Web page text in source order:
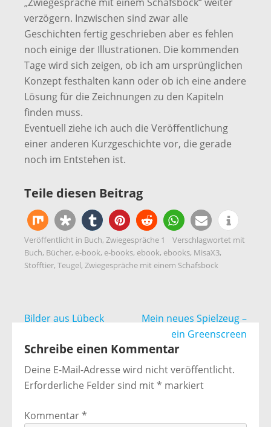
verzögern. Inzwischen sind zwar alle
Geschichten fertig geschrieben aber es fehlen
noch einige der Illustrationen. Die kommenden
Tage wird sich zeigen, ob ich am ursprünglichen
Konzept festhalten kann oder ob ich eine andere
Lösung für die Zeichnungen zu den Kapiteln
finden muss.
Eventuell ziehe ich auch die Veröffentlichung
einer anderen Kurzgeschichte vor, die gerade
noch im Entstehen ist.
Teile diesen Beitrag
Veröffentlicht in Buch, Zwiegespräche 1
Verschlagwortet mit
Buch, Bücher, e-book, e-books, ebook, ebooks, MisaX3,
Stofftier, Teugel, Zwiegespräche mit einem Schafsbock
Beitragsnavigation
Bilder aus Lübeck
Mein neues Spielzeug –
ein Greenscreen
Schreibe einen Kommentar
Deine E-Mail-Adresse wird nicht veröffentlicht.
Erforderliche Felder sind mit* markiert
Kommentar*